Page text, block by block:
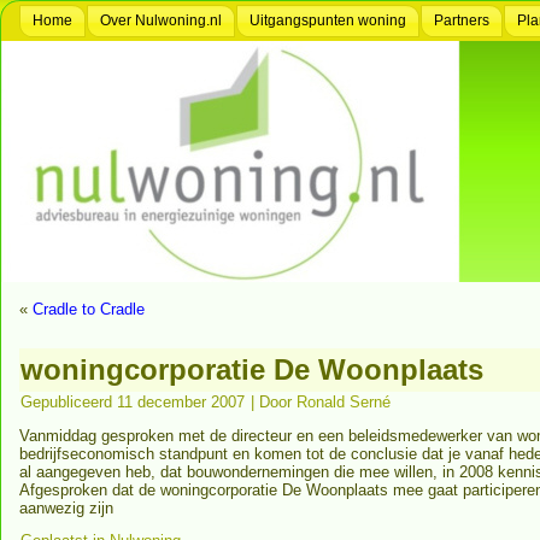
Home Over Nulwoning.nl Uitgangspunten woning Partners
« Cradle to Cradle
woningcorporatie De Woonplaats
Gepubliceerd 11 december 2007 Door Ronald Serné
Vanmiddag gesproken met de directeur en een beleidsmedewerker van
bedrijfseconomisch standpunt en komen tot de conclusie dat je vanaf
al aangegeven heb, dat bouwondernemingen die mee willen, in 2008
Afgesproken dat de woningcorporatie De Woonplaats mee gaat
aanwezig zijn